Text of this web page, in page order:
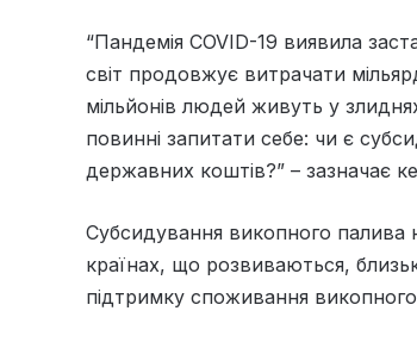
“Пандемія COVID-19 виявила
світ продовжує витрачати
мільйонів людей живуть у
повинні запитати себе: чи є
державних коштів?” – зазначає
Субсидування викопного
країнах, що розвиваються,
підтримку споживання